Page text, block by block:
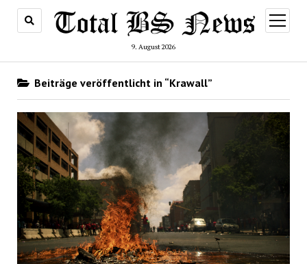
9. August 2026
Menü
öffnen
Beiträge veröffentlicht in “Krawall”